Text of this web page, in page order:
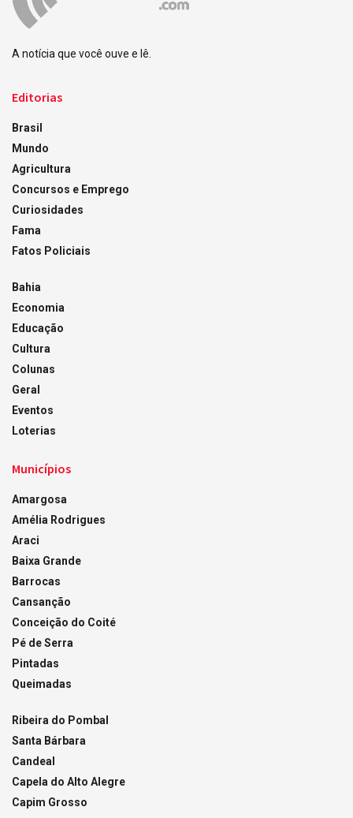
A notícia que você ouve e lê.
Editorias
Brasil
Mundo
Agricultura
Concursos e Emprego
Curiosidades
Fama
Fatos Policiais
Bahia
Economia
Educação
Cultura
Colunas
Geral
Eventos
Loterias
Municípios
Amargosa
Amélia Rodrigues
Araci
Baixa Grande
Barrocas
Cansanção
Conceição do Coité
Pé de Serra
Pintadas
Queimadas
Ribeira do Pombal
Santa Bárbara
Candeal
Capela do Alto Alegre
Capim Grosso